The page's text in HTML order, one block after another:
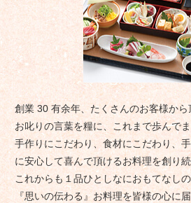
創業 30 有余年、たくさんのお客様から
お叱りの言葉を糧に、これまで歩んで
手作りにこだわり、食材にこだわり、
に安心して喜んで頂けるお料理を創り
これからも１品ひとしなにおもてなし
『思いの伝わる』お料理を皆様の心に